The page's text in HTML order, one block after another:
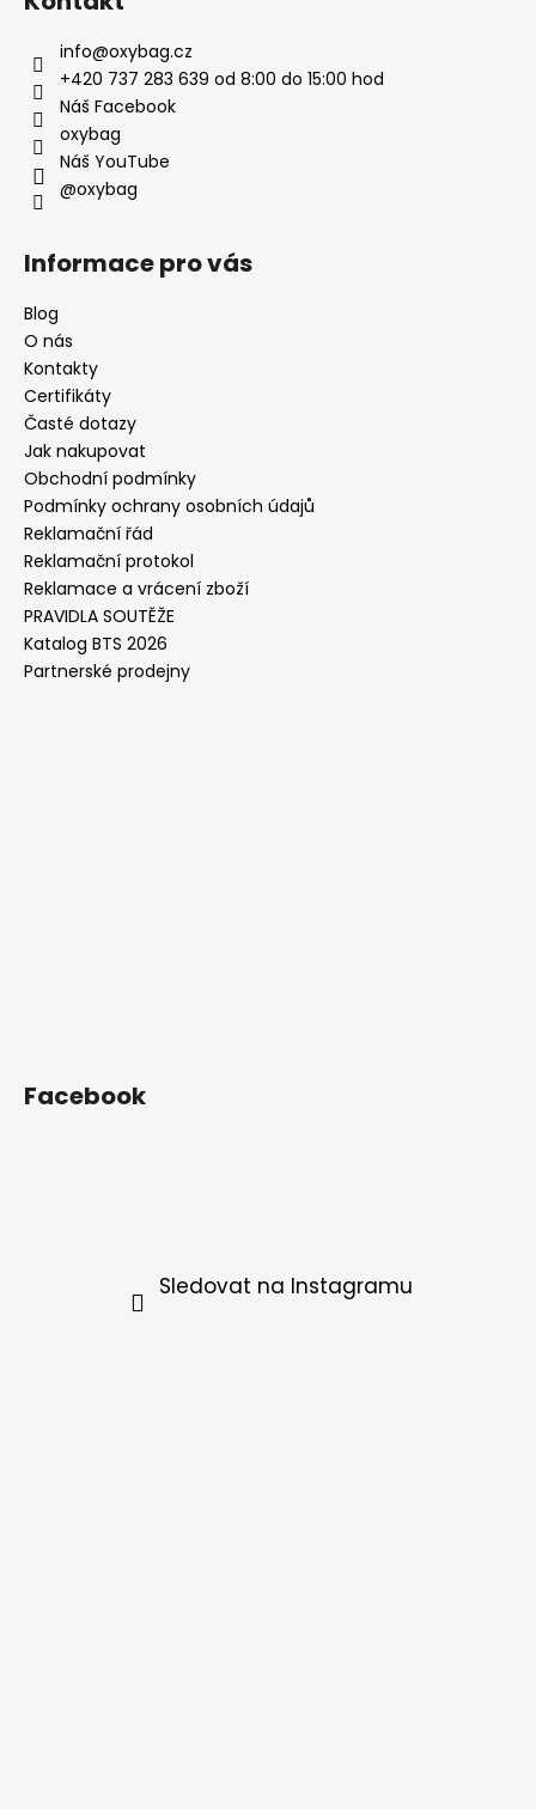
info@oxybag.cz
+420 737 283 639 od 8:00 do 15:00 hod
Náš Facebook
oxybag
Náš YouTube
@oxybag
Informace pro vás
Blog
O nás
Kontakty
Certifikáty
Časté dotazy
Jak nakupovat
Obchodní podmínky
Podmínky ochrany osobních údajů
Reklamační řád
Reklamační protokol
Reklamace a vrácení zboží
PRAVIDLA SOUTĚŽE
Katalog BTS 2026
Partnerské prodejny
Facebook
Sledovat na Instagramu